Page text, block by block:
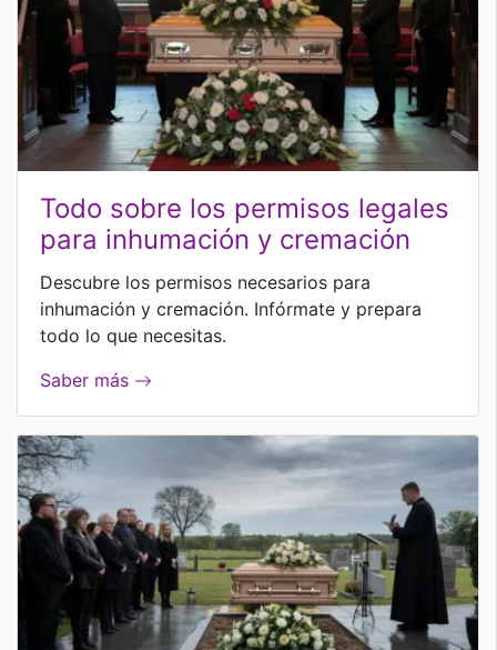
todo sobre los permisos legales
para inhumación y cremación
Descubre los permisos necesarios para
inhumación y cremación. Infórmate y prepara
todo lo que necesitas.
Saber más